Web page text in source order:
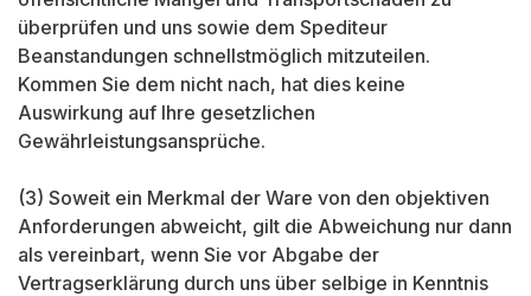
überprüfen und uns sowie dem Spediteur
Beanstandungen schnellstmöglich mitzuteilen.
Kommen Sie dem nicht nach, hat dies keine
Auswirkung auf Ihre gesetzlichen
Gewährleistungsansprüche.
(3) Soweit ein Merkmal der Ware von den objektiven
Anforderungen abweicht, gilt die Abweichung nur dann
als vereinbart, wenn Sie vor Abgabe der
Vertragserklärung durch uns über selbige in Kenntnis